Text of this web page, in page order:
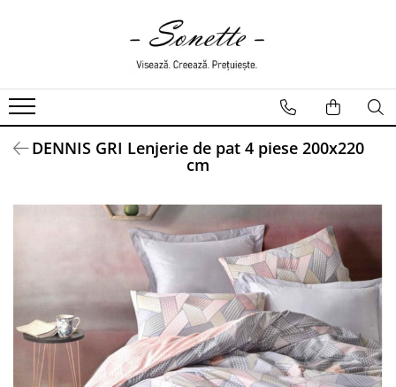
LENJERII DE PAT
LENJERII DE PAT CU PATURA
LENJERII DE PAT CU PILOTA SI
DENNIS GRI Lenjerie de pat 4 piese 200x220
cm